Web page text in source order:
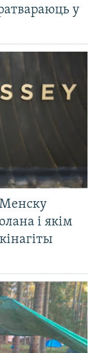
у
Менску
і якім